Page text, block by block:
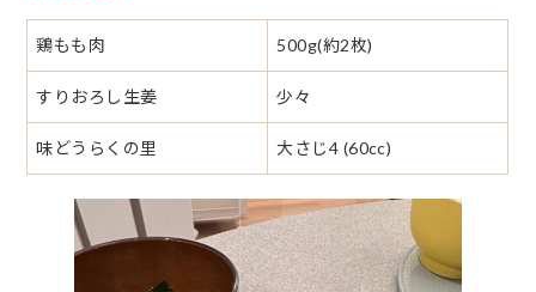
鶏もも肉 500g(約2枚)
すりおろし生姜 少々
味どうらくの里 大さじ4 (60cc)